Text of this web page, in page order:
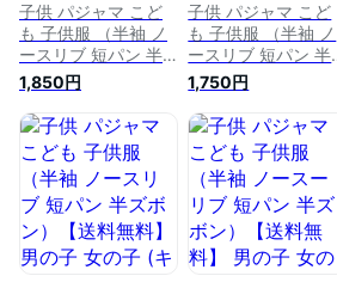
子供 パジャマ こど
も 子供服 （半袖 ノ
ースリブ 短パン 半
ズボン）【送料無
料】 男の子 女の子
(スーパーマリオ ブ
ラザース) 薄手綿
100％ 保育園 幼稚園
小学生 春用 夏用 秋
用 綿 コットン 100%
ディズニー 部屋着
ルームウェア 90 95
100 110 120 130 cm
1,850円
子供 パジャマ こど
も 子供服 （半袖 ノ
ースリブ 短パン 半
ズボン）【送料無
料】 男の子 女の子
(機関車トーマス) 薄
手綿100％ 保育園 幼
稚園 小学生 春用 夏
用 秋用 綿 コットン
100% ディズニー 部
屋着 ルームウェア
90 95 100 110 120
130 cm
1,750円